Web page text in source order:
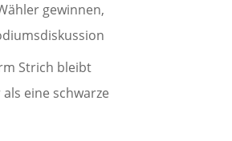
gewinnen,
Strich bleibt
eine schwarze